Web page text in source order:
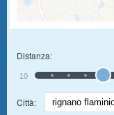
Distanza:
10
Città: